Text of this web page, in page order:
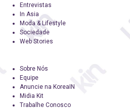
Entrevistas
In Asia
Moda & Lifestyle
Sociedade
Web Stories
Sobre Nós
Equipe
Anuncie na KoreaIN
Midia Kit
Trabalhe Conosco